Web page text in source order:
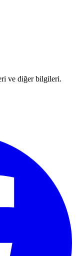
ve diğer bilgileri.